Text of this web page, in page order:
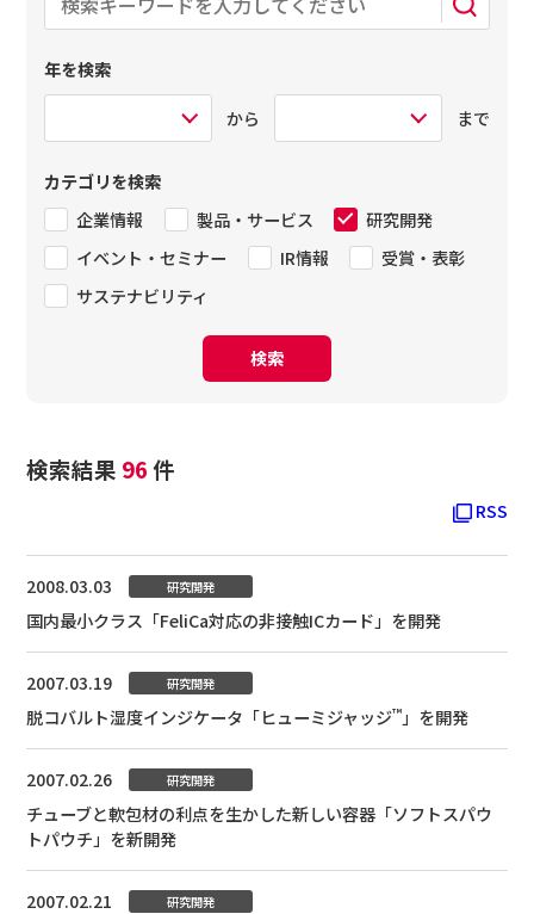
年を検索
から まで
カテゴリを検索
企業情報
製品・サービス
研究開発
イベント・セミナー
IR情報
受賞・表彰
サステナビリティ
検索
検索結果 96件
RSS
2008.03.03 研究開発
国内最小クラス「FeliCa対応の非接触ICカード」を開発
2007.03.19 研究開発
脱コバルト湿度インジケータ「ヒューミジャッジ™」を開発
2007.02.26 研究開発
チューブと軟包材の利点を生かした新しい容器「ソフトスパウ
トパウチ」を新開発
2007.02.21 研究開発